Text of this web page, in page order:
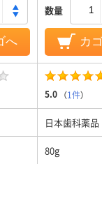
へ
数量
カ
5.0 （1件）
日本歯科薬品
80g